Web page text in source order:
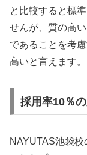
と比較すると標
せんが、質の高
であることを考
高いと言えます。
採用率10％
NAYUTAS池袋